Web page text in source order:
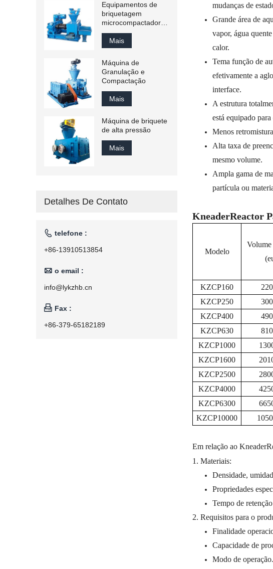
mudanças de
Grande área de
vapor, água
calor.
Tema função de
efetivamente a
interface.
A estrutura
está equipado
Menos
Alta taxa de
mesmo volume.
Ampla gama de
partícula ou
KneaderReactor
Modelo
Volume
KZCP160 220
KZCP250 300
KZCP400 490
KZCP630 810
KZCP1000
KZCP1600
KZCP2500
KZCP4000
KZCP6300
KZCP10000
Em relação ao
1. Materiais:
Densidade,
Propriedades
Tempo de
2. Requisitos para o
Finalidade
Capacidade de
Modo de
Equipamentos de
briquetagem
microcompactadores
em escala de
laboratório
Mais
Máquina de
Granulação e
Compactação
Mais
Máquina de briquete
de alta pressão
Mais
Detalhes De Contato
 telefone :
+86-13910513854
 o email :
info@lykzhb.cn
 Fax :
+86-379-65182189